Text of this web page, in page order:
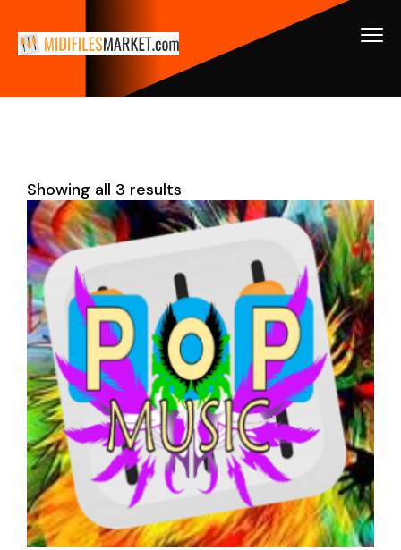
Showing all 3 results